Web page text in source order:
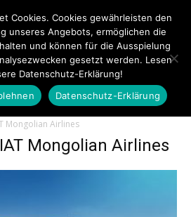
Touristiknews.de
Mongolian Airlines
Mongolian Airlines
Cookies. Cookies gewährleisten den
unseres Angebots, ermöglichen die
und können für die Ausspielung
gesetzt werden. Lesen
Datenschutz-Erklärung!
Datenschutz-Erklärung